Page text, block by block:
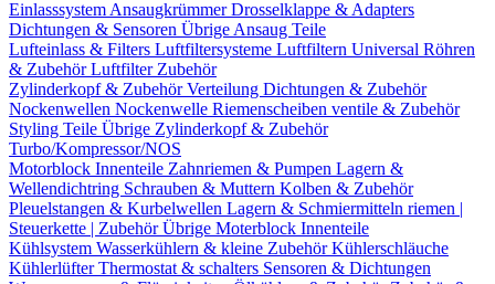
Einlasssystem AnsaugkrümmerDrosselklappe & Adapters
Dichtungen & Sensoren Übrige Ansaug Teile
Lufteinlass & Filters Luftfiltersysteme Luftfiltern Universal Röhren
& ZubehörLuftfilter Zubehör
Zylinderkopf & ZubehörVerteilung Dichtungen & Zubehör
Nockenwellen Nockenwelle Riemenscheiben ventile & Zubehör
Styling Teile Übrige Zylinderkopf & Zubehör
Turbo/Kompressor/NOS
Motorblock Innenteile Zahnriemen & Pumpen Lagern &
Wellendichtring Schrauben & Muttern Kolben & Zubehör
Pleuelstangen & Kurbelwellen Lagern & Schmiermitteln riemen |
Steuerkette | ZubehörÜbrige Moterblock Innenteile
Kühlsystem Wasserkühlern & kleine ZubehörKühlerschläuche
KühlerlüfterThermostat & schalters Sensoren & Dichtungen